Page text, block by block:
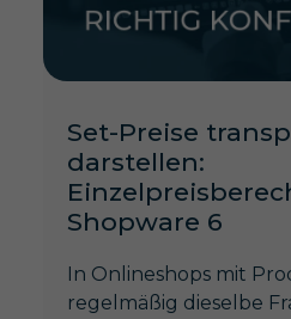
Set-Preise
darstellen:
Shopware 6
In Onlineshops mit
regelmäßig dieselbe